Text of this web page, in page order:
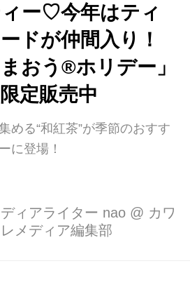
ィー♡今年はティ
ドが仲間入り！
まおう®ホリデー」
定販売中
める“和紅茶”が季節のおすす
に登場！
ィアライター nao @ カワ
メディア編集部